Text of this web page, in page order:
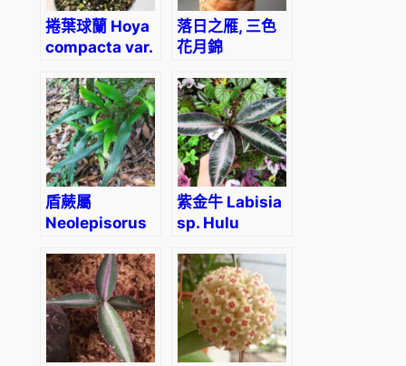
捲葉球蘭 Hoya
compacta var.
落日之雁, 三色
花月錦
obliqua
tricolor jade
盾蕨屬
Neolepisorus
紫金牛 Labisia
sp. Hulu
Kalimantan
barat